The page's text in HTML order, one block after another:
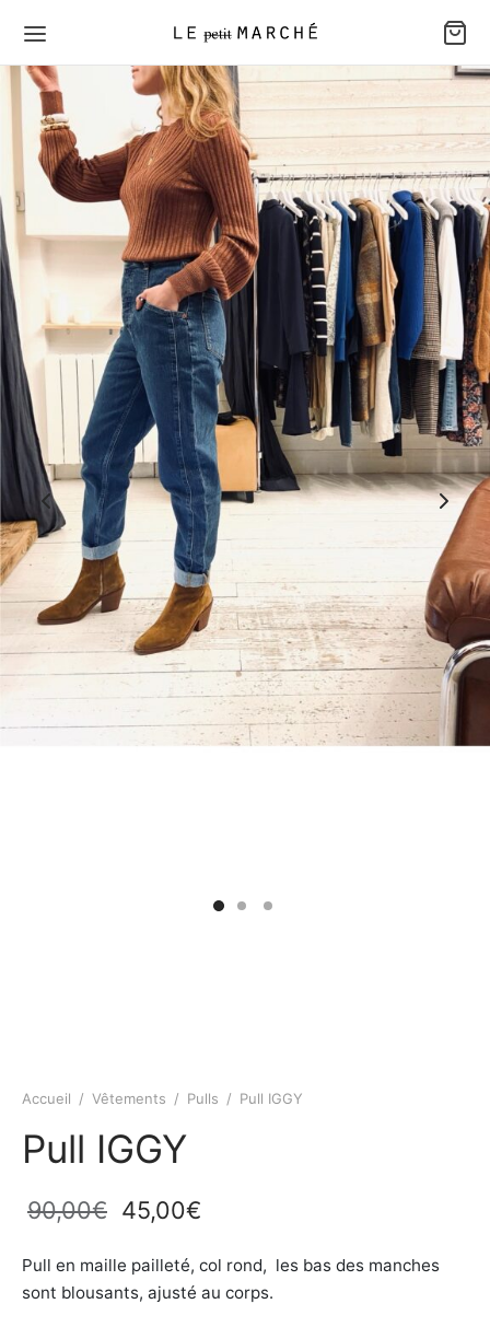
Accueil / Vêtements / Pulls / Pull IGGY
Pull IGGY
90,00€
Le prix
était :
90,00€.
45,00€
est :
45,00€.
Pull en maille pailleté, col rond, les bas des manches
sont blousants, ajusté au corps.